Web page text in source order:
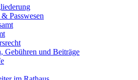
Passwesen
Gebühren und Beiträge